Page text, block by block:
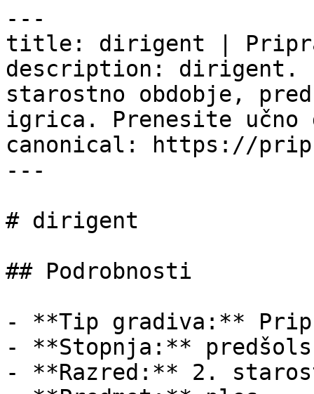
---
title: dirigent |
description: dirigent.
starostno obdobje,
igrica. Prenesite učno
canonical: https://
---
# dirigent
## Podrobnosti
- **Tip gradiva:**
- **Stopnja:**
- **Razred:** 2.